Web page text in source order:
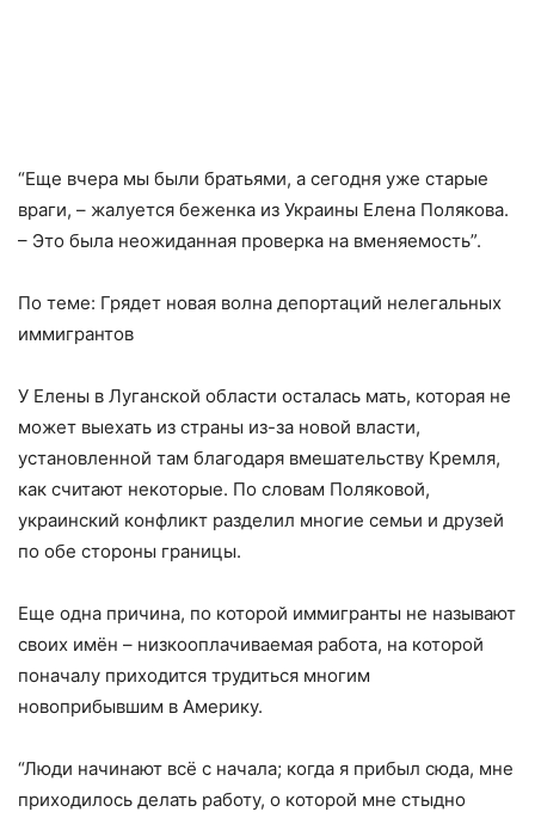
“Еще вчера мы были братьями, а сегодня уже старые
враги, – жалуется беженка из Украины Елена Полякова.
– Это была неожиданная проверка на вменяемость”.
По теме: Грядет новая волна депортаций нелегальных
иммигрантов
У Елены в Луганской области осталась мать, которая не
может выехать из страны из-за новой власти,
установленной там благодаря вмешательству Кремля,
как считают некоторые. По словам Поляковой,
украинский конфликт разделил многие семьи и друзей
по обе стороны границы.
Еще одна причина, по которой иммигранты не называют
своих имён – низкооплачиваемая работа, на которой
поначалу приходится трудиться многим
новоприбывшим в Америку.
“Люди начинают всё с начала; когда я прибыл сюда, мне
приходилось делать работу, о которой мне стыдно